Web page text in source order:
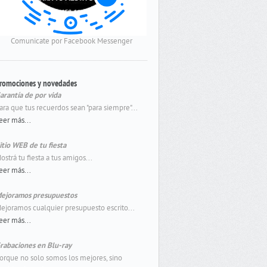
Comunicate por Facebook Messenger
y novedades
de por vida
que tus recuerdos sean "para siempre"...
más...
WEB de tu fiesta
tu fiesta a tus amigos...
más...
presupuestos
cualquier presupuesto escrito...
más...
en Blu-ray
no solo somos los mejores, sino